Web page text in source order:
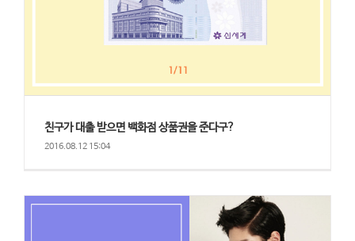
친구가 대출 받으면 백화점 상품권을 준다구?
2016.08.12 15:04